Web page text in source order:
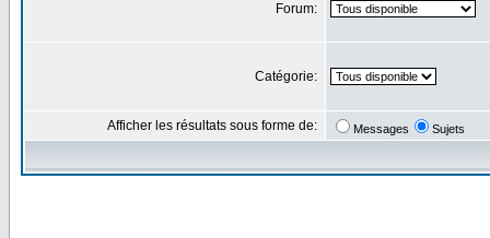
Forum:
Catégorie:
Afficher les résultats sous forme de: Messages Sujets